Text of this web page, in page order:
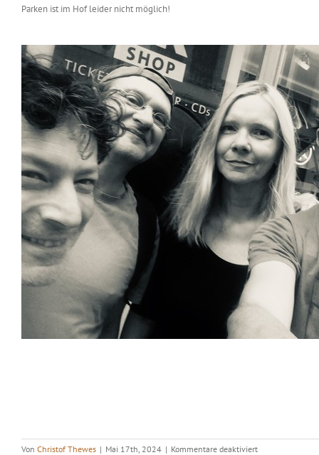
Parken ist im Hof leider nicht möglich!
Von Christof Thewes | Mai 17th, 2024 | Kommentare deaktiviertfür